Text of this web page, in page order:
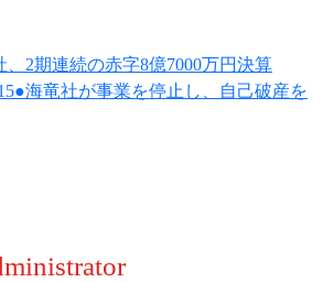
、2期連続の赤字8億7000万円決算
海竜社が事業を停止し、自己破産を